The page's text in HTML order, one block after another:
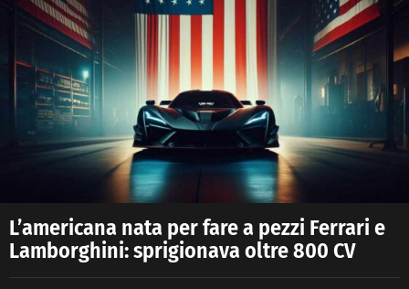
L’americana nata per fare a pezzi Ferrari e
Lamborghini: sprigionava oltre 800 CV